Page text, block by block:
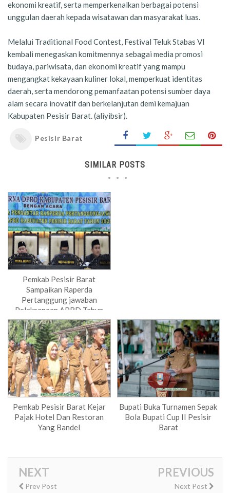
ekonomi kreatif, serta memperkenalkan berbagai potensi
unggulan daerah kepada wisatawan dan masyarakat luas.
Melalui Traditional Food Contest, Festival Teluk Stabas VI
kembali menegaskan komitmennya sebagai media promosi
budaya, pariwisata, dan ekonomi kreatif yang mampu
mengangkat kekayaan kuliner lokal, memperkuat identitas
daerah, serta mendorong pemanfaatan potensi sumber daya
alam secara inovatif dan berkelanjutan demi kemajuan
Kabupaten Pesisir Barat. (aliyibsir).
Pesisir Barat
SIMILAR POSTS
Pemkab Pesisir Barat
Sampaikan Raperda
Pertanggung jawaban
Pelaksanaan APBD Tahun
Anggaran 2025
Pemkab Pesisir Barat Kejar
Pajak Hotel Dan Restoran
Yang Bandel
Bupati Buka Turnamen Sepak
Bola Bupati Cup II Pesisir
Barat
NEXT
Prev Post
PREVIOUS
Next Post